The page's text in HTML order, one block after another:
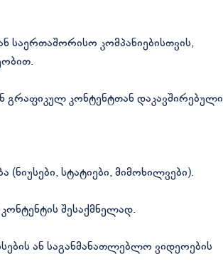
საერთაშორისო კომპანიებისთვის,
გრაფიკულ კონტენტთან დაკავშირებული
სტატიები, მიმოხილვები).
შესაქმნელად.
ან საგანმანათლებლო ვიდეოების